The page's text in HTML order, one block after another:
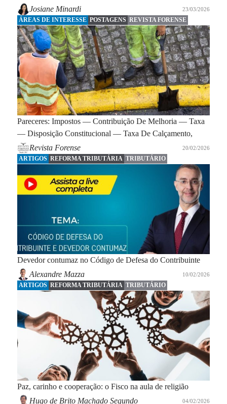
Josiane Minardi
23/03/2026
ÁREAS DE INTERESSE POSTAGENS REVISTA FORENSE
Pareceres: Impostos — Contribuição De Melhoria — Taxa
— Disposição Constitucional — Taxa De Calçamento,
Revista Forense
20/02/2026
ARTIGOS REFORMA TRIBUTÁRIA TRIBUTÁRIO
Devedor contumaz no Código de Defesa do Contribuinte
Alexandre Mazza
10/02/2026
ARTIGOS REFORMA TRIBUTÁRIA TRIBUTÁRIO
Paz, carinho e cooperação: o Fisco na aula de religião
Hugo de Brito Machado Segundo
04/02/2026